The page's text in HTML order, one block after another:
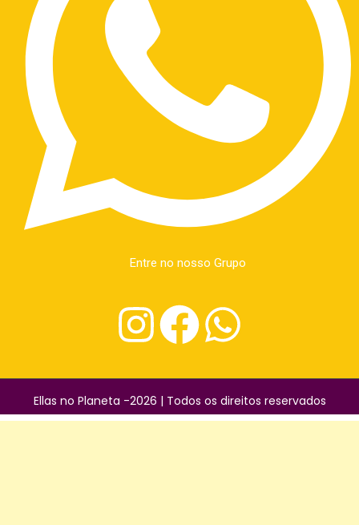
Entre no nosso Grupo
Ellas no Planeta -2026 | Todos os direitos reservados